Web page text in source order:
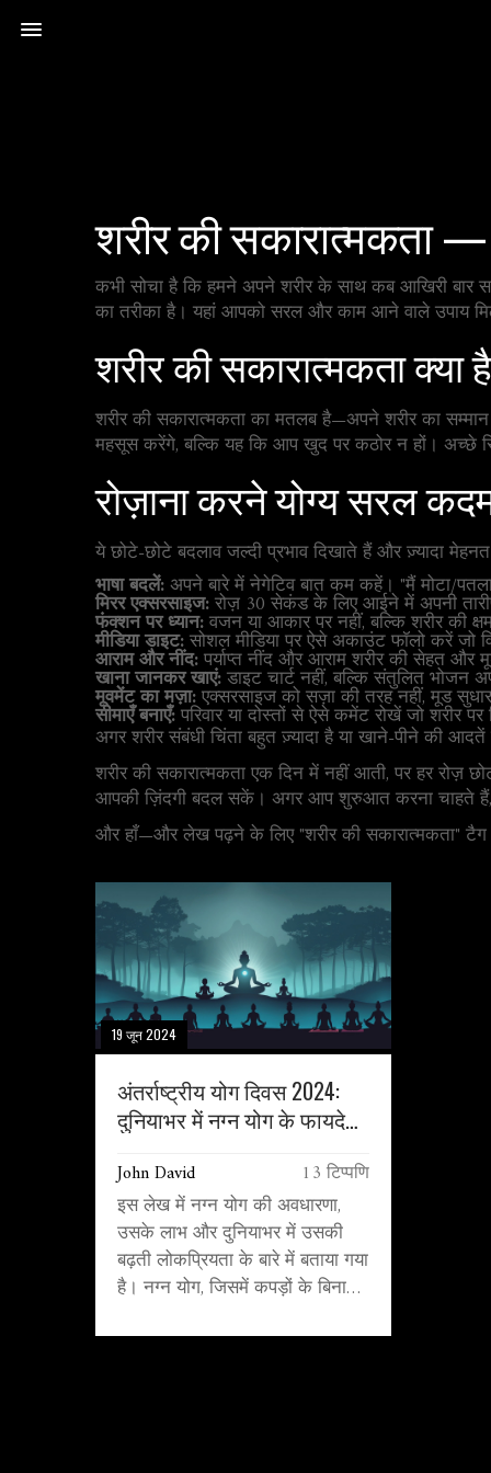
शरीर की सकारात्मकता
कभी सोचा है कि हमने अपने शरीर के साथ कब आखिरी बार
का तरीका है। यहां आपको सरल और काम आने वाले उपाय
शरीर की सकारात्मकता
शरीर की सकारात्मकता का मतलब है—अपने शरीर का
महसूस करेंगे, बल्कि यह कि आप खुद पर कठोर न हों। अच्छे
रोज़ाना करने योग्य सरल
ये छोटे-छोटे बदलाव जल्दी प्रभाव दिखाते हैं और ज़्यादा
भाषा बदलें:अपने बारे में नेगेटिव बात कम कहें। "मैं मोटा/
मिरर एक्सरसाइज:रोज़ 30 सेकंड के लिए आईने में अपनी
फंक्शन पर ध्यान:वजन या आकार पर नहीं, बल्कि शरीर की
मीडिया डाइट:सोशल मीडिया पर ऐसे अकाउंट फॉलो करें जो
आराम और नींद:पर्याप्त नींद और आराम शरीर की सेहत
खाना जानकर खाएं:डाइट चार्ट नहीं, बल्कि संतुलित
मूवमेंट का मज़ा:एक्सरसाइज को सज़ा की तरह नहीं, मूड
सीमाएँ बनाएँ:परिवार या दोस्तों से ऐसे कमेंट रोखें जो शरीर
अगर शरीर संबंधी चिंता बहुत ज़्यादा है या खाने-पीने की
शरीर की सकारात्मकता एक दिन में नहीं आती, पर हर रोज़
आपकी ज़िंदगी बदल सकें। अगर आप शुरुआत करना चाहते
और हाँ—और लेख पढ़ने के लिए "शरीर की सकारात्मकता"
19 जून 2024
अंतर्राष्ट्रीय योग दिवस 2024:
दुनियाभर में नग्न योग के फायदे
John David 13 टिप्पणि
इस लेख में नग्न योग की अवधारणा,
उसके लाभ और दुनियाभर में उसकी
बढ़ती लोकप्रियता के बारे में बताया गया
है। नग्न योग, जिसमें कपड़ों के बिना
गलत तरीके से अनैतिक समझा जाता